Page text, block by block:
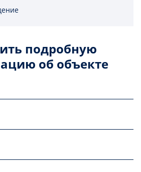
подробную
об объекте